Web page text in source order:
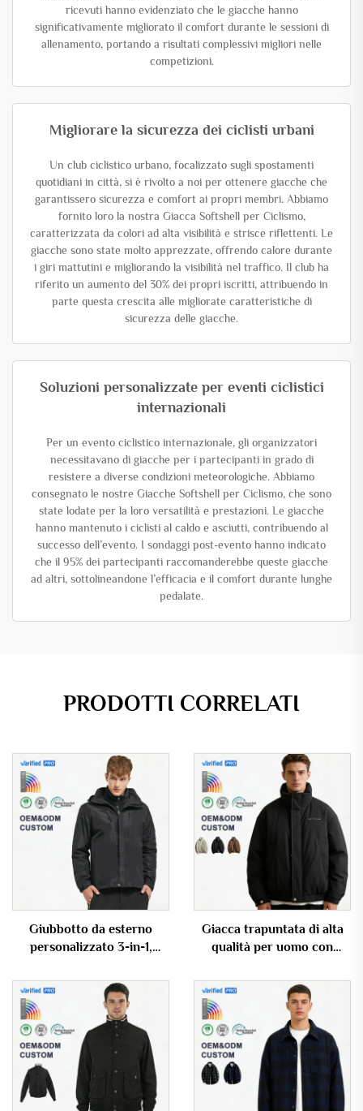
ricevuti hanno evidenziato che le giacche hanno
significativamente migliorato il comfort durante le sessioni di
allenamento, portando a risultati complessivi migliori nelle
competizioni.
Migliorare la sicurezza dei ciclisti urbani
Un club ciclistico urbano, focalizzato sugli spostamenti
quotidiani in città, si è rivolto a noi per ottenere giacche che
garantissero sicurezza e comfort ai propri membri. Abbiamo
fornito loro la nostra Giacca Softshell per Ciclismo,
caratterizzata da colori ad alta visibilità e strisce riflettenti. Le
giacche sono state molto apprezzate, offrendo calore durante
i giri mattutini e migliorando la visibilità nel traffico. Il club ha
riferito un aumento del 30% dei propri iscritti, attribuendo in
parte questa crescita alle migliorate caratteristiche di
sicurezza delle giacche.
Soluzioni personalizzate per eventi ciclistici
internazionali
Per un evento ciclistico internazionale, gli organizzatori
necessitavano di giacche per i partecipanti in grado di
resistere a diverse condizioni meteorologiche. Abbiamo
consegnato le nostre Giacche Softshell per Ciclismo, che sono
state lodate per la loro versatilità e prestazioni. Le giacche
hanno mantenuto i ciclisti al caldo e asciutti, contribuendo al
successo dell’evento. I sondaggi post-evento hanno indicato
che il 95% dei partecipanti raccomanderebbe queste giacche
ad altri, sottolineandone l’efficacia e il comfort durante lunghe
pedalate.
PRODOTTI CORRELATI
Giubbotto da esterno
personalizzato 3-in-1,
capo esterno casual per
uomo
Giacca trapuntata di alta
qualità per uomo con
rigido, personalizzabile in
grandi quantità con logo su
misura